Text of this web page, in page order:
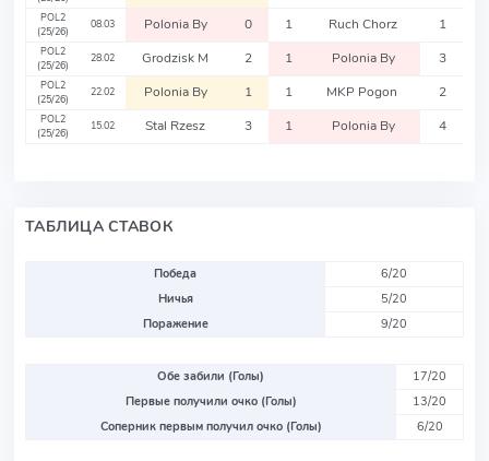
POL2
(25/26)
08.03 Polonia By 0 1 Ruch Chorz 1
POL2
(25/26)
28.02 Grodzisk M 2 1 Polonia By 3
POL2
(25/26)
22.02 Polonia By 1 1 MKP Pogon 2
POL2
(25/26)
15.02 Stal Rzesz 3 1 Polonia By 4
ТАБЛИЦА СТАВОК
Победа
6/20
Ничья
5/20
Поражение
9/20
Обе забили (Голы)
17/20
Первые получили очко (Голы)
13/20
Соперник первым получил очко (Голы)
6/20